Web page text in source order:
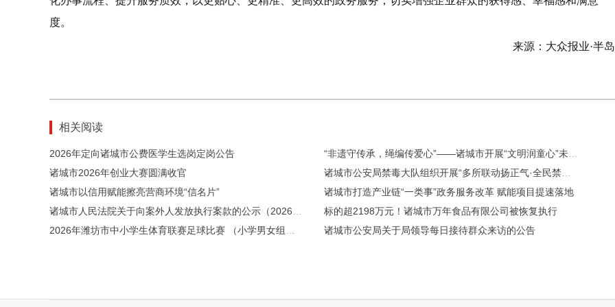
度。
来源：大众报业·半
相关阅读
2026年定向诸城市公费医学生选岗定岗公告
“非遗守传承，绳编传爱心”——诸城市开展“文明润童心”未成年人暑期关爱活动
诸城市2026年创业大赛圆满收官
诸城市公安局禁毒大队组织开展“多所联动扬正气·全民禁毒守净土”联合宣传活动
诸城市以信用赋能擦亮营商环境“信名片”
诸城市打造产业链“一类事”政务服务改革 赋能项目提速落地
诸城市人民法院关于向案外人发放执行案款的公示（2026年第26期）
标的超2198万元！诸城市万年食品有限公司被恢复执行
2026年潍坊市中小学生体育联赛足球比赛 （小学男女组、初中女子组）在诸城市举行
诸城市公安局关于局领导每日接待群众来访的公告